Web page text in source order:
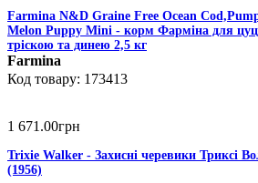
Farmina N&D Graine Free Ocean
Melon Puppy Mini - корм Фарміна для
тріскою та динею 2,5 кг
Farmina
173413
1 671 .00грн
Trixie Walker - Захисні черевики Триксі
(1956)